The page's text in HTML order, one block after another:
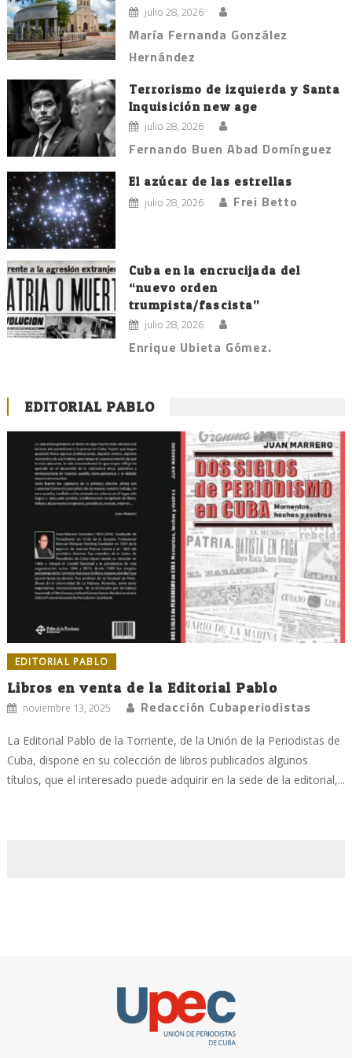
julio 28, 2026
María Fernanda González
Hernández
Terrorismo de izquierda y Santa
Inquisición new age
julio 28, 2026
Fernando Buen Abad Domínguez
El azúcar de las estrellas
julio 28, 2026 Frei Betto
Cuba en la encrucijada del
“nuevo orden
trumpista/fascista”
julio 28, 2026
Enrique Ubieta Gómez.
EDITORIAL PABLO
EDITORIAL PABLO
Libros en venta de la Editorial Pablo
noviembre 13, 2025 Redacción Cubaperiodistas
La Editorial Pablo de la Torriente, de la Unión de la Periodistas de
Cuba, dispone en su colección de libros publicados algunos
títulos, que el interesado puede adquirir en la sede de la editorial,...